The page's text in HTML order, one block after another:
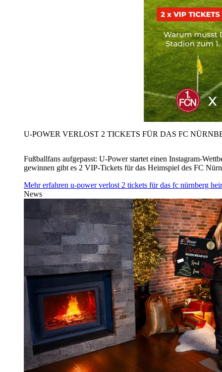
U‑POWER VERLOST 2 TICKETS FÜR DAS FC
Fußballfans aufgepasst: U‑Power startet einen Instagram-
gewinnen gibt es 2 VIP-Tickets für das Heimspiel des FC
Mehr erfahren u‑power verlost 2 tickets für das fc nürnberg
News